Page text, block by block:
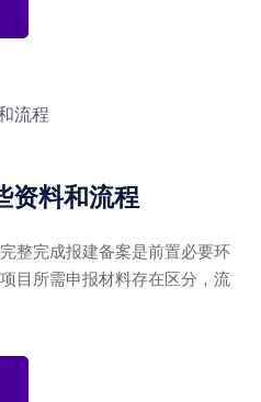
资料和流程
整完成报建备案是前置必要环
目所需申报材料存在区分，流